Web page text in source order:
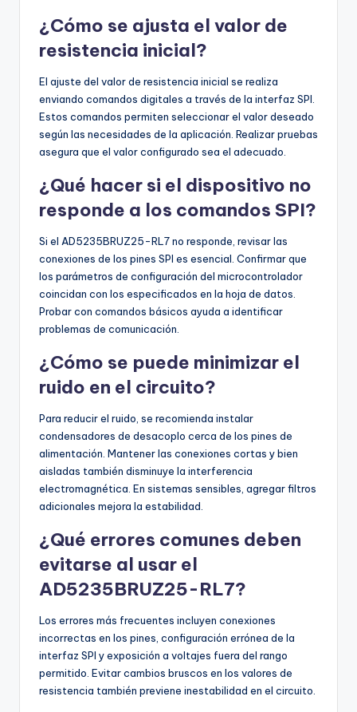
¿Cómo se ajusta el valor de
resistencia inicial?
El ajuste del valor de resistencia inicial se realiza
enviando comandos digitales a través de la interfaz SPI.
Estos comandos permiten seleccionar el valor deseado
según las necesidades de la aplicación. Realizar pruebas
asegura que el valor configurado sea el adecuado.
¿Qué hacer si el dispositivo no
responde a los comandos SPI?
Si el AD5235BRUZ25-RL7 no responde, revisar las
conexiones de los pines SPI es esencial. Confirmar que
los parámetros de configuración del microcontrolador
coincidan con los especificados en la hoja de datos.
Probar con comandos básicos ayuda a identificar
problemas de comunicación.
¿Cómo se puede minimizar el
ruido en el circuito?
Para reducir el ruido, se recomienda instalar
condensadores de desacoplo cerca de los pines de
alimentación. Mantener las conexiones cortas y bien
aisladas también disminuye la interferencia
electromagnética. En sistemas sensibles, agregar filtros
adicionales mejora la estabilidad.
¿Qué errores comunes deben
evitarse al usar el
AD5235BRUZ25-RL7?
Los errores más frecuentes incluyen conexiones
incorrectas en los pines, configuración errónea de la
interfaz SPI y exposición a voltajes fuera del rango
permitido. Evitar cambios bruscos en los valores de
resistencia también previene inestabilidad en el circuito.